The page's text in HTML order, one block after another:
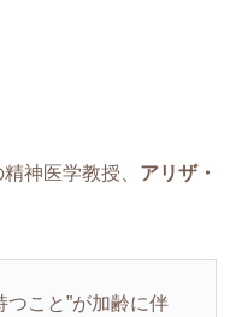
神医学教授、 アリザ・
つこと”が加齢に伴